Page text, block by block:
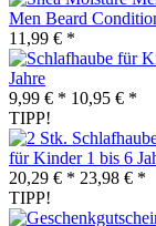
Men Beard
11,99 € *
Jahre
9,99 € * 10,95 € *
TIPP!
für Kinder 1 bis 6
20,29 € * 23,98 € *
TIPP!